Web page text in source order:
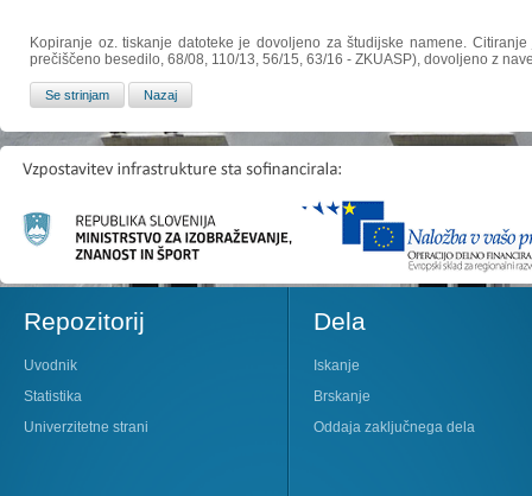
Kopiranje oz. tiskanje datoteke je dovoljeno za študijske namene.
prečiščeno besedilo, 68/08, 110/13, 56/15, 63/16 - ZKUASP), dovoljeno z
Repozitorij
Uvodnik
Statistika
Univerzitetne strani
Dela
Iskanje
Brskanje
Oddaja zaključnega dela